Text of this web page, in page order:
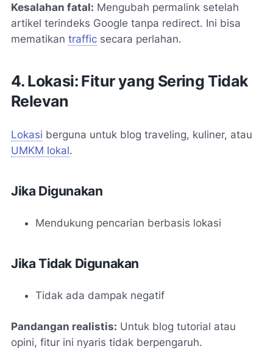
Kesalahan fatal: Mengubah permalink setelah
artikel terindeks Google tanpa redirect. Ini bisa
mematikan traffic secara perlahan.
4. Lokasi: Fitur yang Sering Tidak
Relevan
Lokasi berguna untuk blog traveling, kuliner, atau
UMKM lokal.
Jika Digunakan
Mendukung pencarian berbasis lokasi
Jika Tidak Digunakan
Tidak ada dampak negatif
Pandangan realistis: Untuk blog tutorial atau
opini, fitur ini nyaris tidak berpengaruh.